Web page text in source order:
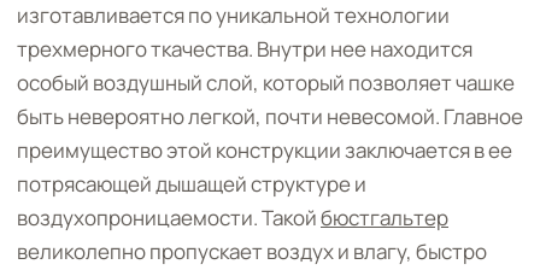
изготавливается по уникальной технологии
трехмерного ткачества. Внутри нее находится
особый воздушный слой, который позволяет чашке
быть невероятно легкой, почти невесомой. Главное
преимущество этой конструкции заключается в ее
потрясающей дышащей структуре и
воздухопроницаемости. Такойбюстгальтер
великолепно пропускает воздух и влагу, быстро